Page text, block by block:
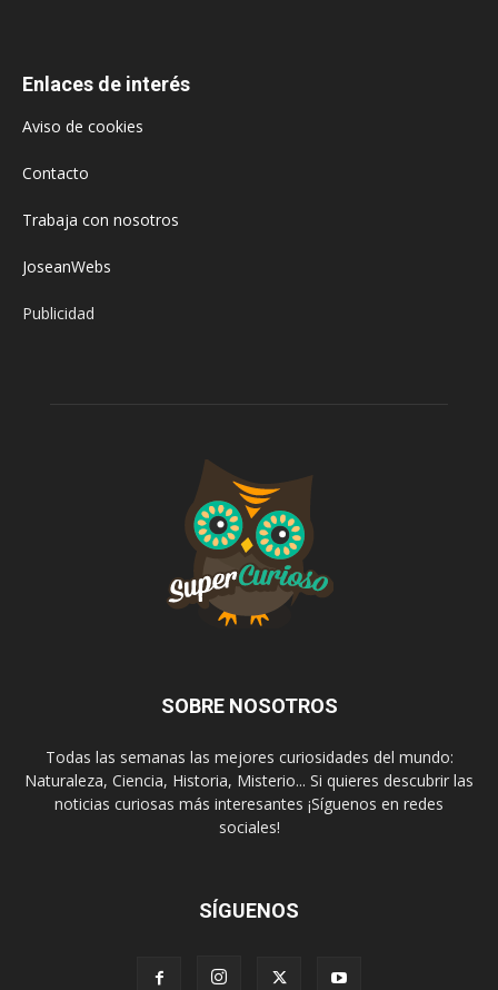
Enlaces de interés
Aviso de cookies
Contacto
Trabaja con nosotros
JoseanWebs
Publicidad
SOBRE NOSOTROS
Todas las semanas las mejores curiosidades del mundo:
Naturaleza, Ciencia, Historia, Misterio... Si quieres descubrir las
noticias curiosas más interesantes ¡Síguenos en redes
sociales!
SÍGUENOS